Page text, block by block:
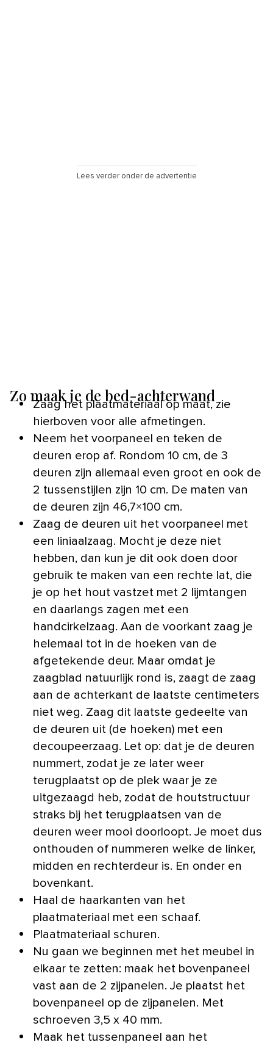
Lees verder onder de advertentie
Zo maak je de bed-achterwand
Zaag het plaatmateriaal op maat, zie
hierboven voor alle afmetingen.
Neem het voorpaneel en teken de
deuren erop af. Rondom 10 cm, de 3
deuren zijn allemaal even groot en ook de
2 tussenstijlen zijn 10 cm. De maten van
de deuren zijn 46,7×100 cm.
Zaag de deuren uit het voorpaneel met
een liniaalzaag. Mocht je deze niet
hebben, dan kun je dit ook doen door
gebruik te maken van een rechte lat, die
je op het hout vastzet met 2 lijmtangen
en daarlangs zagen met een
handcirkelzaag. Aan de voorkant zaag je
helemaal tot in de hoeken van de
afgetekende deur. Maar omdat je
zaagblad natuurlijk rond is, zaagt de zaag
aan de achterkant de laatste centimeters
niet weg. Zaag dit laatste gedeelte van
de deuren uit (de hoeken) met een
decoupeerzaag. Let op: dat je de deuren
nummert, zodat je ze later weer
terugplaatst op de plek waar je ze
uitgezaagd heb, zodat de houtstructuur
straks bij het terugplaatsen van de
deuren weer mooi doorloopt. Je moet dus
onthouden of nummeren welke de linker,
midden en rechterdeur is. En onder en
bovenkant.
Haal de haarkanten van het
plaatmateriaal met een schaaf.
Plaatmateriaal schuren.
Nu gaan we beginnen met het meubel in
elkaar te zetten: maak het bovenpaneel
vast aan de 2 zijpanelen. Je plaatst het
bovenpaneel op de zijpanelen. Met
schroeven 3,5 x 40 mm.
Maak het tussenpaneel aan het